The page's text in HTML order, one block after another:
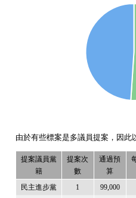
由於有些標案是多議員提案，因此
提案議員黨
籍
提案次
數
通過預
算
民主進步黨 1 99,000